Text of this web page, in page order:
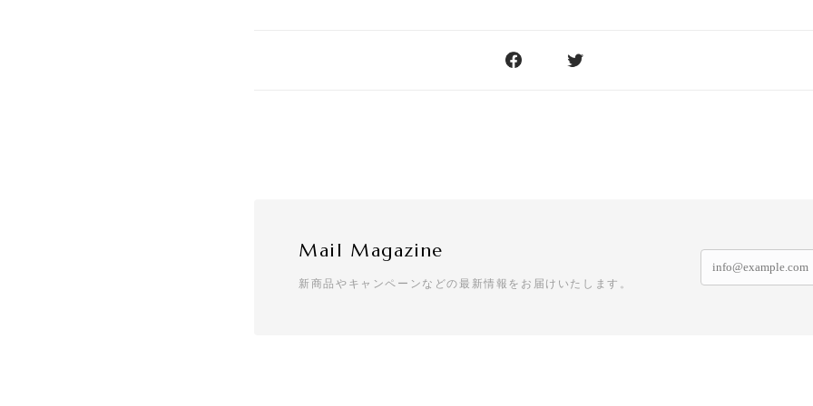
Mail Magazine
新商品やキャンペーンなどの最新情報をお届けいたします。